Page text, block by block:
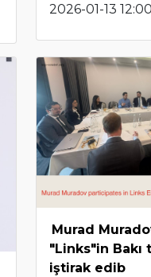
2026-01-13 12:00
Murad
"Links"in Bakı
iştirak edib